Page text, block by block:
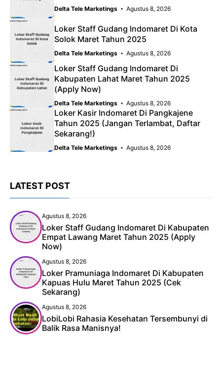
Delta Tele Marketings Agustus 8, 2026
Loker Staff Gudang Indomaret Di Kota
Solok Maret Tahun 2025
Delta Tele Marketings Agustus 8, 2026
Loker Staff Gudang Indomaret Di
Kabupaten Lahat Maret Tahun 2025
(Apply Now)
Delta Tele Marketings Agustus 8, 2026
Loker Kasir Indomaret Di Pangkajene
Tahun 2025 (Jangan Terlambat, Daftar
Sekarang!)
Delta Tele Marketings Agustus 8, 2026
LATEST POST
Agustus 8, 2026
Loker Staff Gudang Indomaret Di Kabupaten
Empat Lawang Maret Tahun 2025 (Apply
Now)
Agustus 8, 2026
Loker Pramuniaga Indomaret Di Kabupaten
Kapuas Hulu Maret Tahun 2025 (Cek
Sekarang)
Agustus 8, 2026
LobiLobi Rahasia Kesehatan Tersembunyi di
Balik Rasa Manisnya!